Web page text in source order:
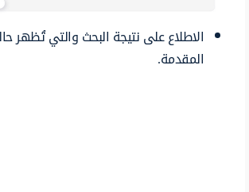
الاطلاع على نتيجة البحث والتي تُظهر
المقدمة.